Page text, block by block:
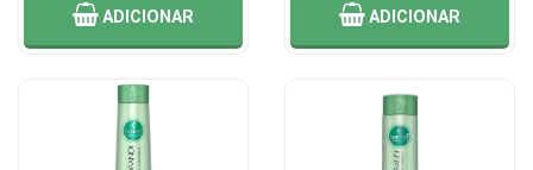
ADICIONAR ADICIONAR